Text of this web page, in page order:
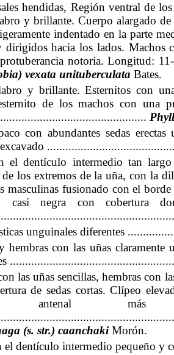
hendidas, Región ventral de
y brillante. Cuerpo alargado
indentado en la parte
dirigidos hacia los lados. Machos
notoria. Longitud:
vexata unituberculata Bates.
y brillante. Esternitos con
de los machos con una
con abundantes sedas
el dentículo intermedio tan
de los extremos de la uña, con la
masculinas fusionado con el
casi negra con cobertura
unguinales diferentes
hembras con las uñas
las uñas sencillas, hembras con
de sedas cortas. Clípeo
antenal
(s. str.) caanchakiMorón.
el dentículo intermedio pequeño y